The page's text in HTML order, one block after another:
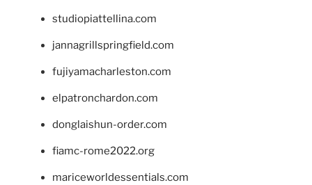
studiopiattellina.com
jannagrillspringfield.com
fujiyamacharleston.com
elpatronchardon.com
donglaishun-order.com
fiamc-rome2022.org
mariceworldessentials.com